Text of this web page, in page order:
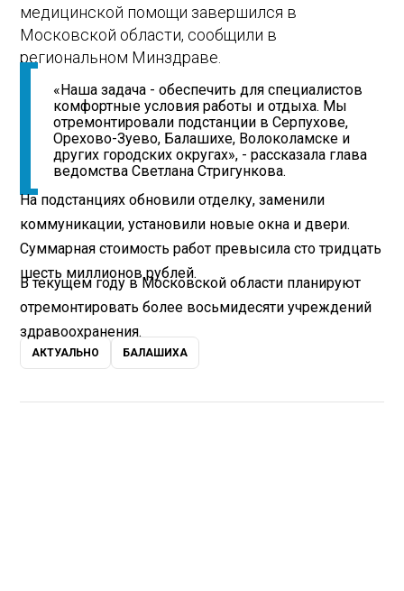
медицинской помощи завершился в
Московской области, сообщили в
региональном Минздраве.
«Наша задача - обеспечить для специалистов
комфортные условия работы и отдыха. Мы
отремонтировали подстанции в Серпухове,
Орехово-Зуево, Балашихе, Волоколамске и
других городских округах», - рассказала глава
ведомства Светлана Стригункова.
На подстанциях обновили отделку, заменили
коммуникации, установили новые окна и двери.
Суммарная стоимость работ превысила сто тридцать
шесть миллионов рублей.
В текущем году в Московской области планируют
отремонтировать более восьмидесяти учреждений
здравоохранения.
АКТУАЛЬНО БАЛАШИХА